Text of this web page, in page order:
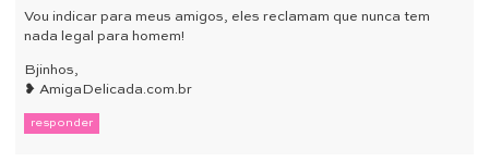
Vou indicar para meus amigos, eles reclamam que nunca tem
nada legal para homem!
Bjinhos,
❥ AmigaDelicada.com.br
responder